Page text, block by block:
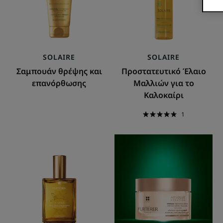
SOLAIRE
Σαμπουάν θρέψης και
επανόρθωσης
Καλοκαίρι
SOLAIRE
Προστατευτικό Έλαιο
Μαλλιών για το
Καλοκαίρι
1
λάμψης
για
μαλλιά
και
σώμα
-
Κανονικά